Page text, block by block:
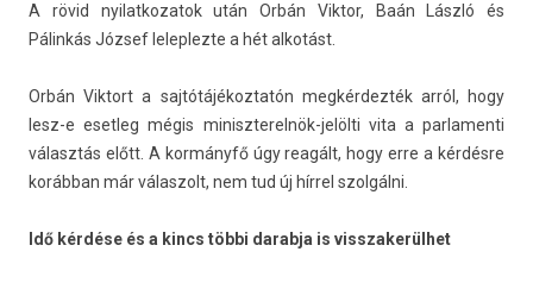
A rövid nyilat­kozatok után Orbán Vik­tor, Baán László és
Pálinkás József lelep­lezte a hét alkotást.
Orbán Vik­tort a saj­tótájékoz­tatón megkérdezték arról, hogy
lesz-e eset­leg mégis miniszterelnök-jelölti vita a par­lamen­ti
választás előtt. A kormányfő úgy reagált, hogy erre a kérdésre
korábban már válas­zolt, nem tud új hírrel szolgálni.
Idő kérdése és a kincs többi darab­ja is visszakerül­het